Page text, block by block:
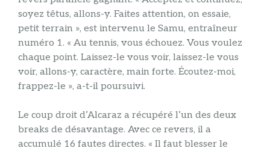
soyez têtus, allons-y. Faites attention, on essaie,
petit terrain », est intervenu le Samu, entraîneur
numéro 1. « Au tennis, vous échouez. Vous voulez
chaque point. Laissez-le vous voir, laissez-le vous
voir, allons-y, caractère, main forte. Écoutez-moi,
frappez-le », a-t-il poursuivi.
Le coup droit d’Alcaraz a récupéré l’un des deux
breaks de désavantage. Avec ce revers, il a
accumulé 16 fautes directes. « Il faut blesser le